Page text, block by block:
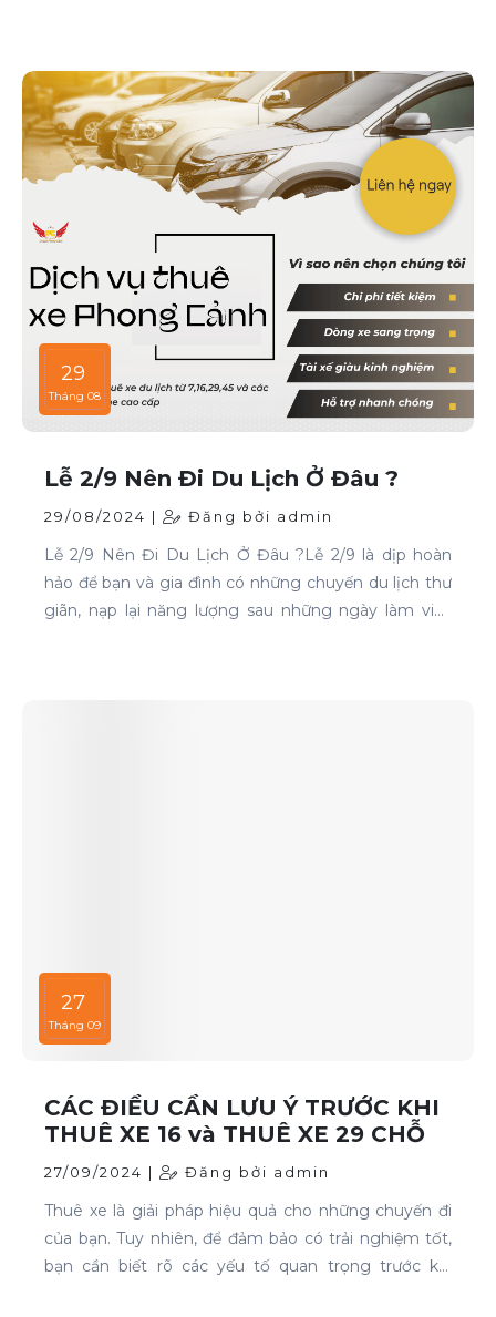
29
Tháng 08
Lễ 2/9 Nên Đi Du Lịch Ở Đâu ?
29/08/2024 | Đăng bởi admin
Lễ 2/9 Nên Đi Du Lịch Ở Đâu ?Lễ 2/9 là dịp hoàn
hảo để bạn và gia đình có những chuyến du lịch thư
giãn, nạp lại năng lượng sau những ngày làm việc
27
Tháng 09
CÁC ĐIỀU CẦN LƯU Ý TRƯỚC KHI
THUÊ XE 16 và THUÊ XE 29 CHỖ
27/09/2024 | Đăng bởi admin
Thuê xe là giải pháp hiệu quả cho những chuyến đi
của bạn. Tuy nhiên, để đảm bảo có trải nghiệm tốt,
bạn cần biết rõ các yếu tố quan trọng trước khi